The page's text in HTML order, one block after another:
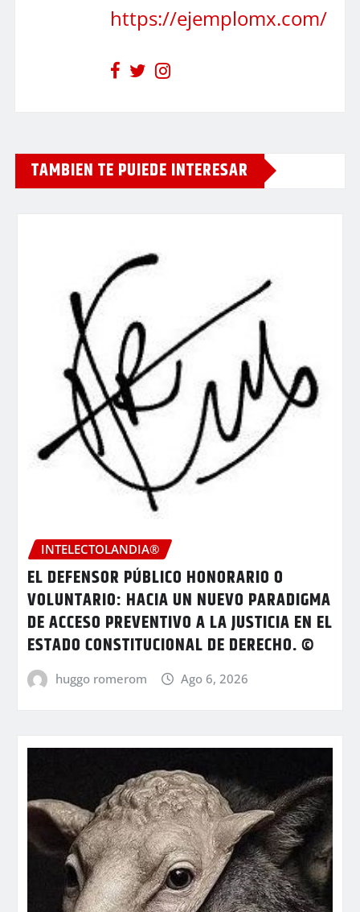
https://ejemplomx.com/
TAMBIEN TE PUIEDE INTERESAR
INTELECTOLANDIA®
EL DEFENSOR PÚBLICO HONORARIO O
VOLUNTARIO: HACIA UN NUEVO PARADIGMA
DE ACCESO PREVENTIVO A LA JUSTICIA EN EL
ESTADO CONSTITUCIONAL DE DERECHO. ©
huggo romerom Ago 6, 2026